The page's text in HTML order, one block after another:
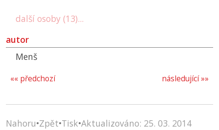
další osoby (13)...
autor
Menš
následující »»
«« předchozí
Nahoru•Zpět•Tisk•Aktualizováno: 25. 03. 2014